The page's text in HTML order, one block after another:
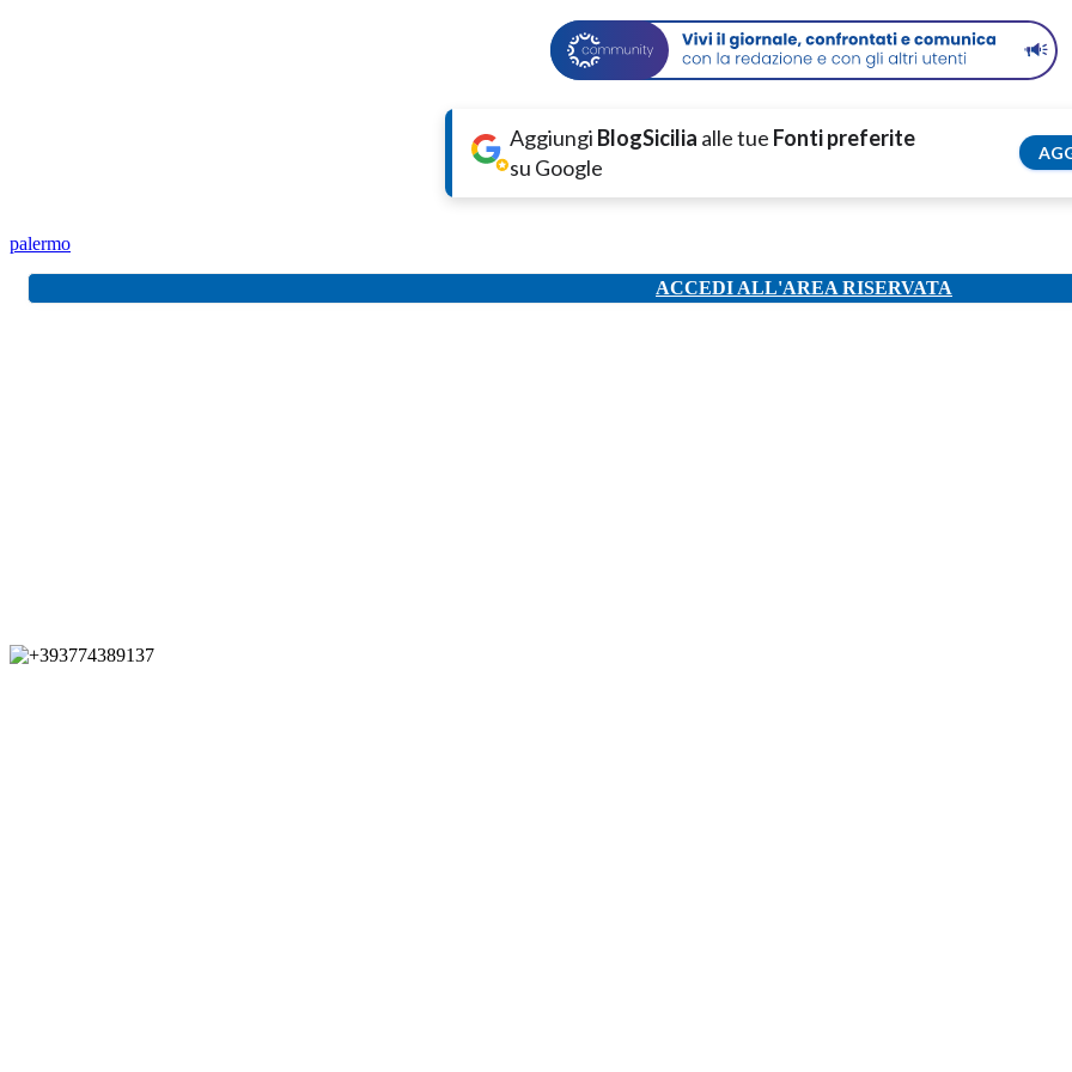
Aggiungi BlogSicilia alle tue Fonti preferite
su Google
palermo
ACCEDI ALL'AREA RISERVATA